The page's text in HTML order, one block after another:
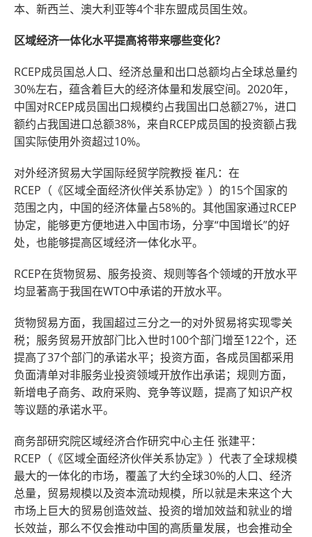
本、新西兰、澳大利亚等4个非东盟成员国生效。
区域经济一体化水平提高将带来哪些变化？
RCEP成员国总人口、经济总量和出口总额均占全球总量约
30%左右，蕴含着巨大的经济体量和发展空间。2020年，
中国对RCEP成员国出口规模约占我国出口总额27%，进口
额约占我国进口总额38%，来自RCEP成员国的投资额占我
国实际使用外资超过10%。
对外经济贸易大学国际经贸学院教授 崔凡：在
RCEP（《区域全面经济伙伴关系协定》）的15个国家的
范围之内，中国的经济体量占58%的。其他国家通过RCEP
协定，能够更方便地进入中国市场，分享“中国增长”的好
处，也能够提高区域经济一体化水平。
RCEP在货物贸易、服务投资、规则等各个领域的开放水平
均显著高于我国在WTO中承诺的开放水平。
货物贸易方面，我国超过三分之一的对外贸易将实现零关
税；服务贸易开放部门比入世时100个部门增至122个，还
提高了37个部门的承诺水平；投资方面，各成员国都采用
负面清单对非服务业投资领域开放作出承诺；规则方面，
新增电子商务、政府采购、竞争等议题，提高了知识产权
等议题的承诺水平。
商务部研究院区域经济合作研究中心主任 张建平：
RCEP（《区域全面经济伙伴关系协定》）代表了全球规模
最大的一体化的市场，覆盖了大约全球30%的人口、经济
总量，贸易规模以及资本流动规模，所以就是未来这个大
市场上巨大的贸易创造效益、投资的增加效益和就业的增
长效益，那么不仅会推动中国的高质量发展，也会推动全